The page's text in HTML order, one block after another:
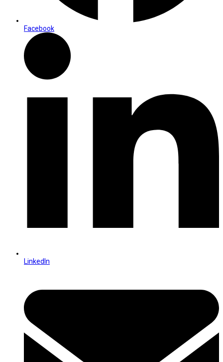
Facebook
LinkedIn